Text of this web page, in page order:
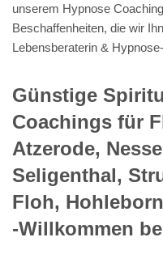
unserem Hypnose
Beschaffenheiten, die wir
Lebensberaterin &
Günstige
Coachings für
Atzerode,
Seligenthal,
Floh,
-Willkommen